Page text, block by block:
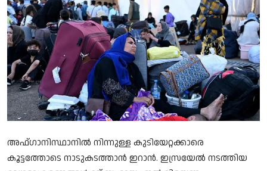
Song Lyrics
Christian Life Testimony
Sermons & Messages
Bible Quiz
Health
Career
അഫ്ഗാനിസ്ഥാനില്‍ നിന്നുള്ള കുടിയേറ്റക്കാരെ
കൂട്ടത്തോടെ നാടുകടത്താന്‍ ഇറാന്‍. ഇസ്രയേല്‍ നടത്തിയ